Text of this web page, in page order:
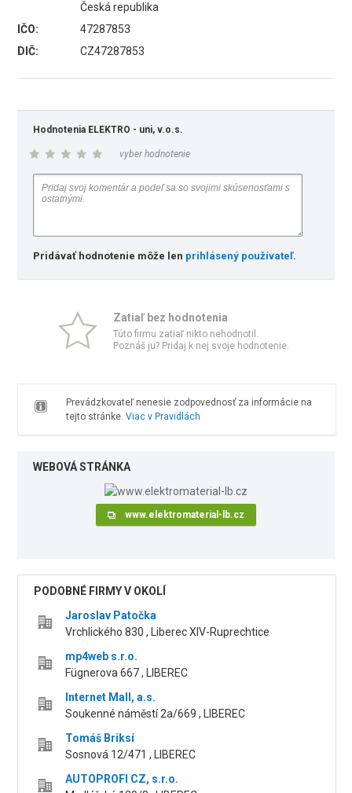
Česká republika
IČO:
47287853
DIČ:
CZ47287853
Hodnotenia ELEKTRO - uni, v.o.s.
vyber hodnotenie
Pridávať hodnotenie môže len prihlásený používateľ.
Zatiaľ bez hodnotenia
Túto firmu zatiaľ nikto nehodnotil.
Poznáš ju? Pridaj k nej svoje hodnotenie.
Prevádzkovateľ nenesie zodpovednosť za informácie na
tejto stránke. Viac v Pravidlách
WEBOVÁ STRÁNKA
www.elektromaterial-lb.cz
PODOBNÉ FIRMY V OKOLÍ
Jaroslav Patočka
Vrchlického 830 , Liberec XIV-Ruprechtice
mp4web s.r.o.
Fügnerova 667 , LIBEREC
Internet Mall, a.s.
Soukenné náměstí 2a/669 , LIBEREC
Tomáš Briksí
Sosnová 12/471 , LIBEREC
AUTOPROFI CZ, s.r.o.